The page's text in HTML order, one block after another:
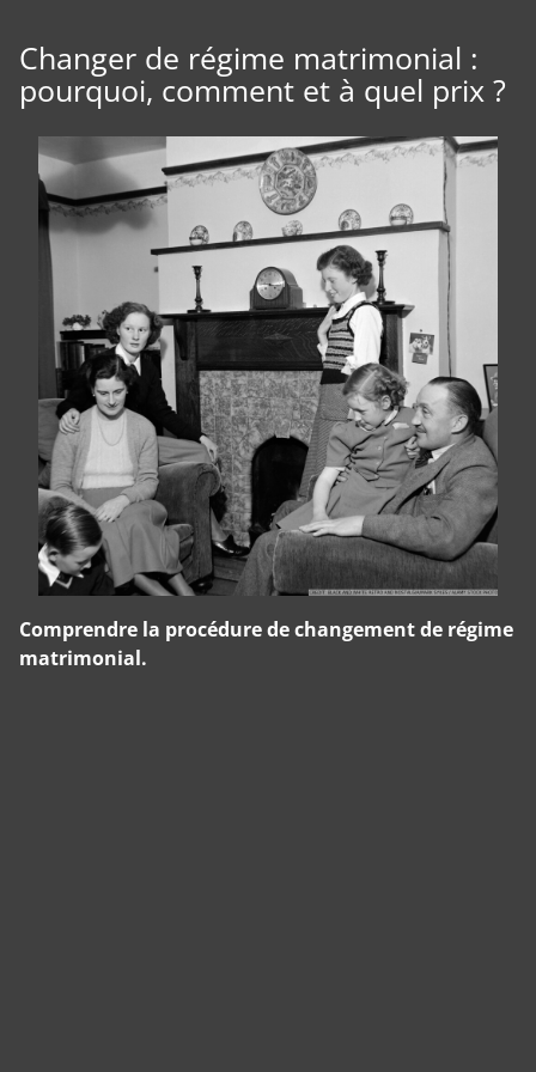
Changer de régime matrimonial :
pourquoi, comment et à quel prix ?
Comprendre la procédure de changement de régime
matrimonial.